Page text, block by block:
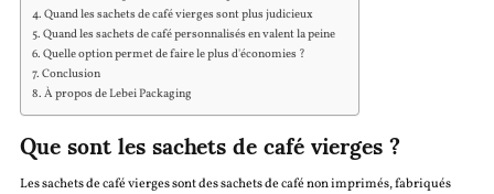
Quand les sachets de café vierges sont plus judicieux
Quand les sachets de café personnalisés en valent la peine
Quelle option permet de faire le plus d'économies ?
Conclusion
À propos de Lebei Packaging
Que sont les sachets de café vierges ?
Les sachets de café vierges sont des sachets de café non imprimés, fabriqués